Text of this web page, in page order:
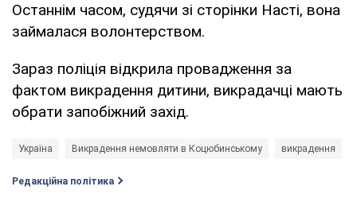
Останнім часом, судячи зі сторінки Насті, вона
займалася волонтерством.
Зараз поліція відкрила провадження за
фактом викрадення дитини, викрадачці мають
обрати запобіжний захід.
Україна Викрадення немовляти в Коцюбинському викрадення
Редакційна політика